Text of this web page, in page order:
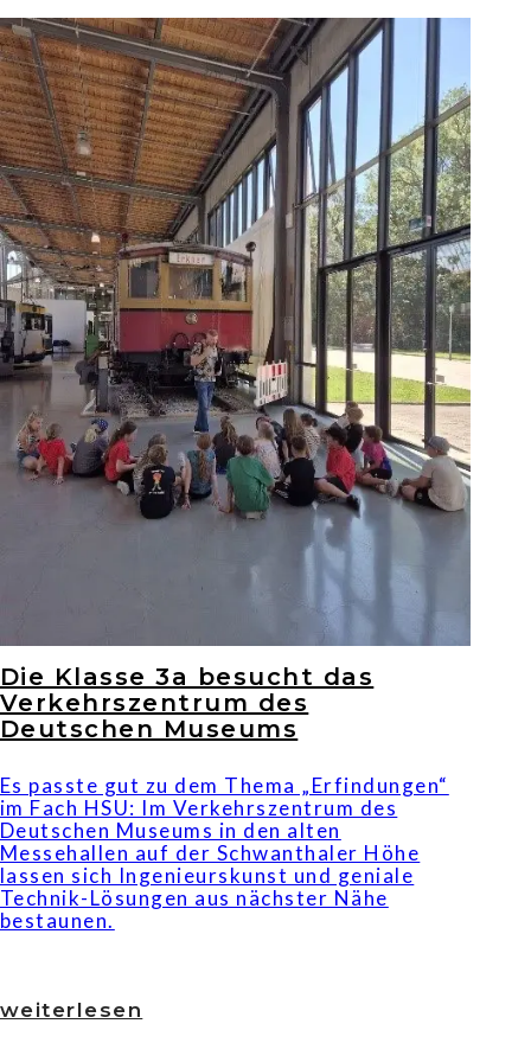
Die Klasse 3a besucht das
Verkehrszentrum des
Deutschen Museums
Es passte gut zu dem Thema „Erfindungen“
im Fach HSU: Im Verkehrszentrum des
Deutschen Museums in den alten
Messehallen auf der Schwanthaler Höhe
lassen sich Ingenieurskunst und geniale
Technik-Lösungen aus nächster Nähe
bestaunen.
weiterlesen